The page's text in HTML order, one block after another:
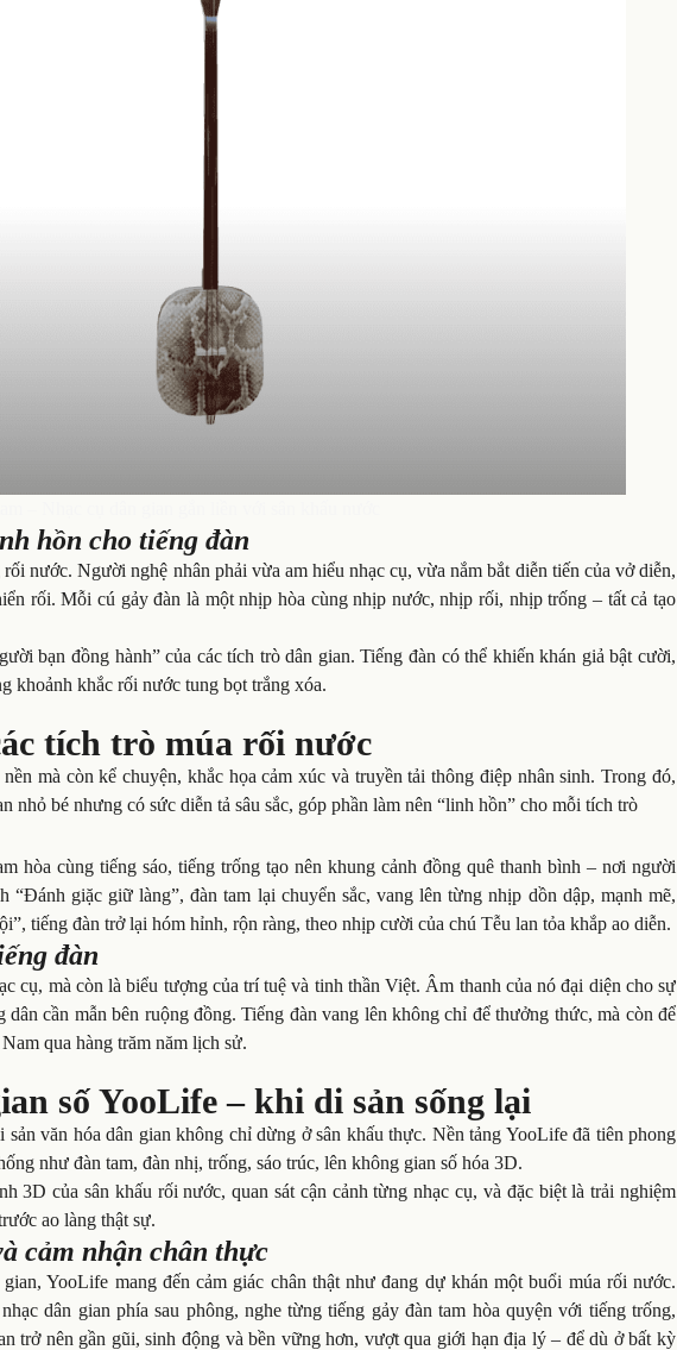
hồn cho tiếng đàn
nước. Người nghệ nhân phải vừa am hiểu nhạc cụ, vừa nắm bắt diễn tiến của vở diễn,
rối. Mỗi cú gảy đàn là một nhịp hòa cùng nhịp nước, nhịp rối, nhịp trống – tất cả tạo
bạn đồng hành” của các tích trò dân gian. Tiếng đàn có thể khiến khán giả bật cười,
khoảnh khắc rối nước tung bọt trắng xóa.
tích trò múa rối nước
mà còn kể chuyện, khắc họa cảm xúc và truyền tải thông điệp nhân sinh. Trong đó,
nhỏ bé nhưng có sức diễn tả sâu sắc, góp phần làm nên “linh hồn” cho mỗi tích trò
hòa cùng tiếng sáo, tiếng trống tạo nên khung cảnh đồng quê thanh bình – nơi người
“Đánh giặc giữ làng”, đàn tam lại chuyển sắc, vang lên từng nhịp dồn dập, mạnh mẽ,
tiếng đàn trở lại hóm hỉnh, rộn ràng, theo nhịp cười của chú Tễu lan tỏa khắp ao diễn.
đàn
cụ, mà còn là biểu tượng của trí tuệ và tinh thần Việt. Âm thanh của nó đại diện cho sự
cần mẫn bên ruộng đồng. Tiếng đàn vang lên không chỉ để thưởng thức, mà còn để
qua hàng trăm năm lịch sử.
số YooLife – khi di sản sống lại
văn hóa dân gian không chỉ dừng ở sân khấu thực. Nền tảng YooLife đã tiên phong
như đàn tam, đàn nhị, trống, sáo trúc, lên không gian số hóa 3D.
3D của sân khấu rối nước, quan sát cận cảnh từng nhạc cụ, và đặc biệt là trải nghiệm
ao làng thật sự.
cảm nhận chân thực
YooLife mang đến cảm giác chân thật như đang dự khán một buổi múa rối nước.
dân gian phía sau phông, nghe từng tiếng gảy đàn tam hòa quyện với tiếng trống,
trở nên gần gũi, sinh động và bền vững hơn, vượt qua giới hạn địa lý – để dù ở bất kỳ